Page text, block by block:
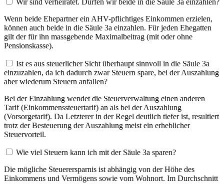
Wenn beide Ehepartner ein AHV-pflichtiges Einkommen erzielen,
können auch beide in die Säule 3a einzahlen. Für jeden Ehegatten
gilt der für ihn massgebende Maximalbeitrag (mit oder ohne
Pensionskasse).
Ist es aus steuerlicher Sicht überhaupt sinnvoll in die Säule 3a
einzuzahlen, da ich dadurch zwar Steuern spare, bei der Auszahlung
aber wiederum Steuern anfallen?
Bei der Einzahlung wendet die Steuerverwaltung einen anderen
Tarif (Einkommenssteuertarif) an als bei der Auszahlung
(Vorsorgetarif). Da Letzterer in der Regel deutlich tiefer ist, resultiert
trotz der Besteuerung der Auszahlung meist ein erheblicher
Steuervorteil.
Wie viel Steuern kann ich mit der Säule 3a sparen?
Die mögliche Steuerersparnis ist abhängig von der Höhe des
Einkommens und Vermögens sowie vom Wohnort. Im Durchschnitt